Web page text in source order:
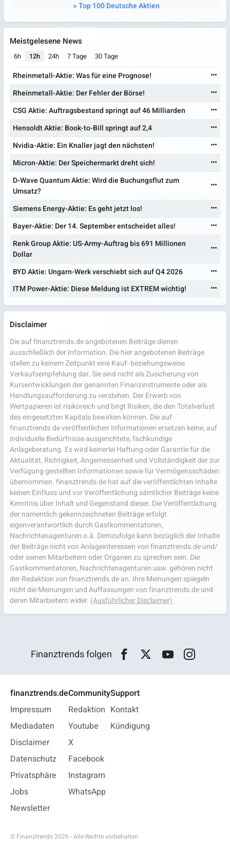
Top 100 Deutsche Aktien
Meistgelesene News
6h 12h 24h 7 Tage 30 Tage
Rheinmetall-Aktie: Was für eine Prognose!
Rheinmetall-Aktie: Der Fehler der Börse!
CSG Aktie: Auftragsbestand springt auf 46 Milliarden
Hensoldt Aktie: Book-to-Bill springt auf 2,4
Nvidia-Aktie: Ein Knaller jagt den nächsten!
Micron-Aktie: Der Speichermarkt dreht sich!
D-Wave Quantum Aktie: Wird die Buchungsflut zum
Umsatz?
Siemens Energy-Aktie: Es geht jetzt los!
Bayer-Aktie: Der 14. September entscheidet alles!
Renk Group Aktie: US-Army-Auftrag bis 691 Millionen
Dollar
BYD Aktie: Ungarn-Werk verschiebt sich auf Q4 2026
ITM Power-Aktie: Diese Meldung ist EXTREM wichtig!
Disclaimer
Die auf finanztrends.de angebotenen Beiträge dienen
ausschließlich der Information. Die hier angebotenen Beiträge
stellen zu keinem Zeitpunkt eine Kauf- beziehungsweise
Verkaufsempfehlung dar. Sie sind nicht als Zusicherung von
Kursentwicklungen der genannten Finanzinstrumente oder als
Handlungsaufforderung zu verstehen. Der Erwerb von
Wertpapieren ist risikoreich und birgt Risiken, die den Totalverlust
des eingesetzten Kapitals bewirken können. Die auf
finanztrends.de veröffentlichen Informationen ersetzen keine, auf
individuelle Bedürfnisse ausgerichtete, fachkundige
Anlageberatung. Es wird keinerlei Haftung oder Garantie für die
Aktualität, Richtigkeit, Angemessenheit und Vollständigkeit der zur
Verfügung gestellten Informationen sowie für Vermögensschäden
übernommen. finanztrends.de hat auf die veröffentlichten Inhalte
keinen Einfluss und vor Veröffentlichung sämtlicher Beiträge keine
Kenntnis über Inhalt und Gegenstand dieser. Die Veröffentlichung
der namentlich gekennzeichneten Beiträge erfolgt
eigenverantwortlich durch Gastkommentatoren,
Nachrichtenagenturen o.ä. Demzufolge kann bezüglich der Inhalte
der Beiträge nicht von Anlageinteressen von finanztrends.de und/
oder seinen Mitarbeitern oder Organen zu sprechen sein. Die
Gastkommentatoren, Nachrichtenagenturen usw. gehören nicht
der Redaktion von finanztrends.de an. Ihre Meinungen spiegeln
nicht die Meinungen und Auffassungen von finanztrends.de und
deren Mitarbeitern wider. (Ausführlicher Disclaimer)
Finanztrends folgen
finanztrends.de
Impressum
Mediadaten
Disclaimer
Datenschutz
Privatsphäre
Jobs
Newsletter
Community
Redaktion
Youtube
X
Facebook
Instagram
WhatsApp
Support
Kontakt
Kündigung
© Finanztrends 2026 - Alle Rechte vorbehalten